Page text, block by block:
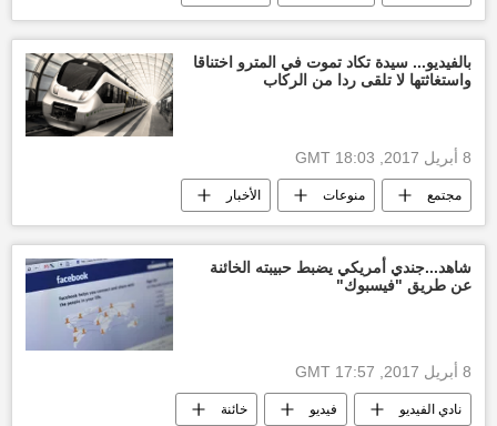
مستخدم شركة أدوب أداة جديدة
تعديل صورة سيلفي
بالفيديو... سيدة تكاد تموت في المترو اختناقا
واستغاثتها لا تلقى ردا من الركاب
8 أبريل 2017, 18:03 GMT
مجتمع منوعات الأخبار
الولايات المتحدة الأمريكية أخبار العالم الآن
شاهد...جندي أمريكي يضبط حبيبته الخائنة
عن طريق "فيسبوك"
8 أبريل 2017, 17:57 GMT
نادي الفيديو فيديو خائنة